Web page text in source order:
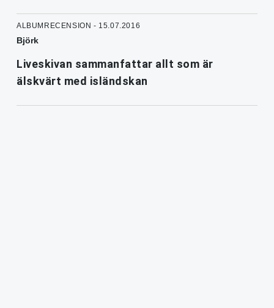
ALBUMRECENSION - 15.07.2016
Björk
Liveskivan sammanfattar allt som är
älskvärt med isländskan